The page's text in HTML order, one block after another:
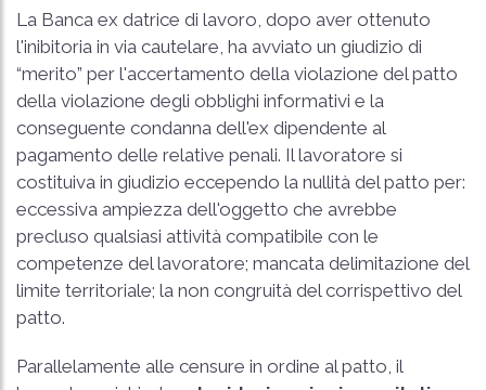
La Banca ex datrice di lavoro, dopo aver ottenuto
l'inibitoria in via cautelare, ha avviato un giudizio di
“merito” per l'accertamento della violazione del patto
della violazione degli obblighi informativi e la
conseguente condanna dell'ex dipendente al
pagamento delle relative penali. Il lavoratore si
costituiva in giudizio eccependo la nullità del patto per:
eccessiva ampiezza dell'oggetto che avrebbe
precluso qualsiasi attività compatibile con le
competenze del lavoratore; mancata delimitazione del
limite territoriale; la non congruità del corrispettivo del
patto.
Parallelamente alle censure in ordine al patto, il